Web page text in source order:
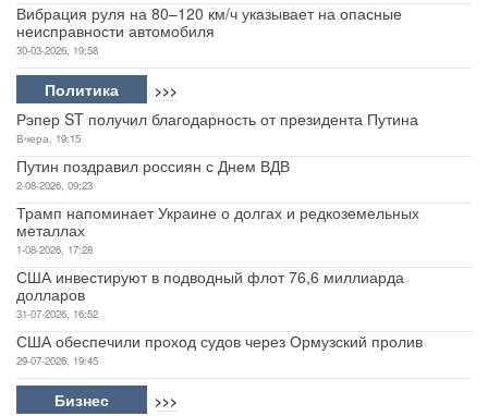
Вибрация руля на 80–120 км/ч указывает на опасные
неисправности автомобиля
30-03-2026, 19:58
Политика >>>
Рэпер ST получил благодарность от президента Путина
Вчера, 19:15
Путин поздравил россиян с Днем ВДВ
2-08-2026, 09:23
Трамп напоминает Украине о долгах и редкоземельных
металлах
1-08-2026, 17:28
США инвестируют в подводный флот 76,6 миллиарда
долларов
31-07-2026, 16:52
США обеспечили проход судов через Ормузский пролив
29-07-2026, 19:45
Бизнес >>>